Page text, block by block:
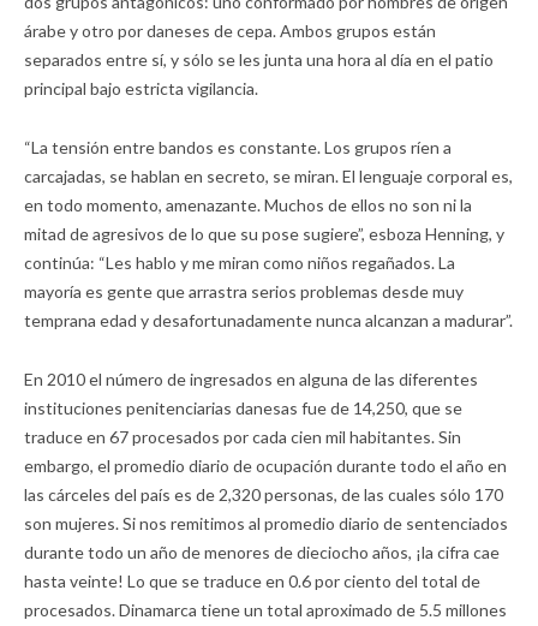
árabe y otro por daneses de cepa. Ambos grupos están
separados entre sí, y sólo se les junta una hora al día en el patio
principal bajo estricta vigilancia.
“La tensión entre bandos es constante. Los grupos ríen a
carcajadas, se hablan en secreto, se miran. El lenguaje corporal es,
en todo momento, amenazante. Muchos de ellos no son ni la
mitad de agresivos de lo que su pose sugiere”, esboza Henning, y
continúa: “Les hablo y me miran como niños regañados. La
mayoría es gente que arrastra serios problemas desde muy
temprana edad y desafortunadamente nunca alcanzan a madurar”.
En 2010 el número de ingresados en alguna de las diferentes
instituciones penitenciarias danesas fue de 14,250, que se
traduce en 67 procesados por cada cien mil habitantes. Sin
embargo, el promedio diario de ocupación durante todo el año en
las cárceles del país es de 2,320 personas, de las cuales sólo 170
son mujeres. Si nos remitimos al promedio diario de sentenciados
durante todo un año de menores de dieciocho años, ¡la cifra cae
hasta veinte! Lo que se traduce en 0.6 por ciento del total de
procesados. Dinamarca tiene un total aproximado de 5.5 millones